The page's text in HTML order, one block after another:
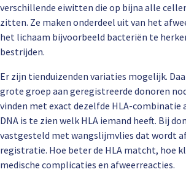
verschillende eiwitten die op bijna alle
zitten. Ze maken onderdeel uit van het
het lichaam bijvoorbeeld bacteriën te
bestrijden.
Er zijn tienduizenden variaties mogelijk.
grote groep aan geregistreerde donoren
vinden met exact dezelfde HLA-combinatie
DNA is te zien welk HLA iemand heeft. Bij
vastgesteld met wangslijmvlies dat wordt
registratie. Hoe beter de HLA matcht, hoe
medische complicaties en afweerreacties.